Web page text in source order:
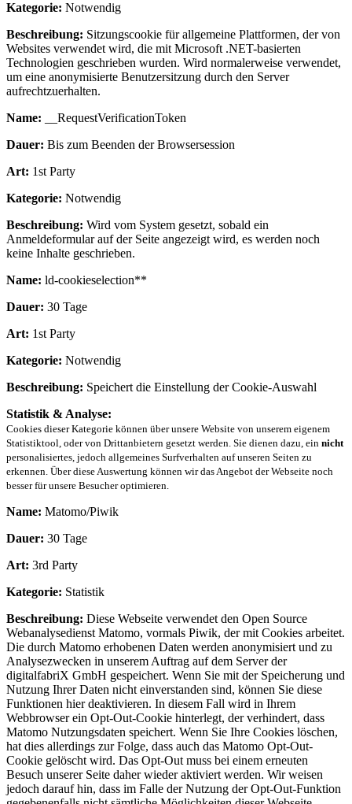
Kategorie: Notwendig
Beschreibung: Sitzungscookie für allgemeine Plattformen, der von
Websites verwendet wird, die mit Microsoft .NET-basierten
Technologien geschrieben wurden. Wird normalerweise verwendet,
um eine anonymisierte Benutzersitzung durch den Server
aufrechtzuerhalten.
Name: __RequestVerificationToken
Dauer: Bis zum Beenden der Browsersession
Art: 1st Party
Kategorie: Notwendig
Beschreibung: Wird vom System gesetzt, sobald ein
Anmeldeformular auf der Seite angezeigt wird, es werden noch
keine Inhalte geschrieben.
Name: ld-cookieselection**
Dauer: 30 Tage
Art: 1st Party
Kategorie: Notwendig
Beschreibung: Speichert die Einstellung der Cookie-Auswahl
Statistik & Analyse:
Cookies dieser Kategorie können über unsere Website von unserem eigenem
Statistiktool, oder von Drittanbietern gesetzt werden. Sie dienen dazu, ein nicht
personalisiertes, jedoch allgemeines Surfverhalten auf unseren Seiten zu
erkennen. Über diese Auswertung können wir das Angebot der Webseite noch
besser für unsere Besucher optimieren.
Name: Matomo/Piwik
Dauer: 30 Tage
Art: 3rd Party
Kategorie: Statistik
Beschreibung: Diese Webseite verwendet den Open Source
Webanalysedienst Matomo, vormals Piwik, der mit Cookies arbeitet.
Die durch Matomo erhobenen Daten werden anonymisiert und zu
Analysezwecken in unserem Auftrag auf dem Server der
digitalfabriX GmbH gespeichert. Wenn Sie mit der Speicherung und
Nutzung Ihrer Daten nicht einverstanden sind, können Sie diese
Funktionen hier deaktivieren. In diesem Fall wird in Ihrem
Webbrowser ein Opt-Out-Cookie hinterlegt, der verhindert, dass
Matomo Nutzungsdaten speichert. Wenn Sie Ihre Cookies löschen,
hat dies allerdings zur Folge, dass auch das Matomo Opt-Out-
Cookie gelöscht wird. Das Opt-Out muss bei einem erneuten
Besuch unserer Seite daher wieder aktiviert werden. Wir weisen
jedoch darauf hin, dass im Falle der Nutzung der Opt-Out-Funktion